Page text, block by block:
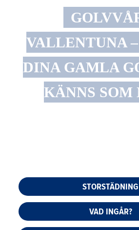
VALLENTUNA
DINA GAMLA
KÄNNS SOM
STORSTÄDNING
VAD INGÅR?